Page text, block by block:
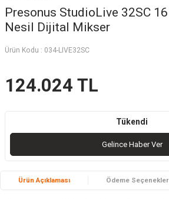
Presonus StudioLive 32SC 16
Nesil Dijital Mikser
Ürün Kodu : 034-LIVE32SC
124.024 TL
Tükendi
Gelince Haber Ver
Ürün Açıklaması Ödeme